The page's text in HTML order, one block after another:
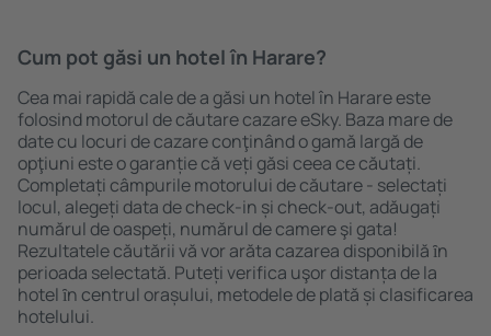
Cum pot găsi un hotel în Harare?
Cea mai rapidă cale de a găsi un hotel în Harare este
folosind motorul de căutare cazare eSky. Baza mare de
date cu locuri de cazare conţinând o gamă largă de
opţiuni este o garanție că veți găsi ceea ce căutați.
Completați câmpurile motorului de căutare - selectați
locul, alegeți data de check-in și check-out, adăugați
numărul de oaspeți, numărul de camere şi gata!
Rezultatele căutării vă vor arăta cazarea disponibilă ȋn
perioada selectată. Puteți verifica uşor distanța de la
hotel ȋn centrul orașului, metodele de plată și clasificarea
hotelului.